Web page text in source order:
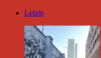
Letzte